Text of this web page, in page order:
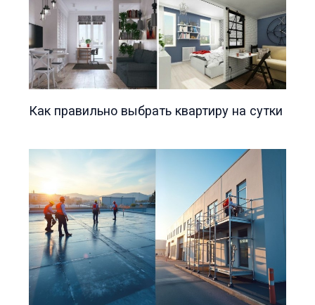
Как правильно выбрать квартиру на сутки